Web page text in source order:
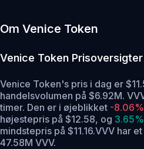
Om Venice Token
Venice Token Prisoversigter
Venice Token's pris i dag er
handelsvolumen på $6.92M.
timer. Den er i øjeblikket -8.06%
højestepris på $12.58, og 3.65%
mindstepris på $11.16.VVV har
47.58M VVV.